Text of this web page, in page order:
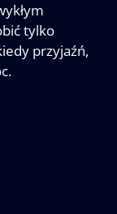
tylko
przyjaźń,